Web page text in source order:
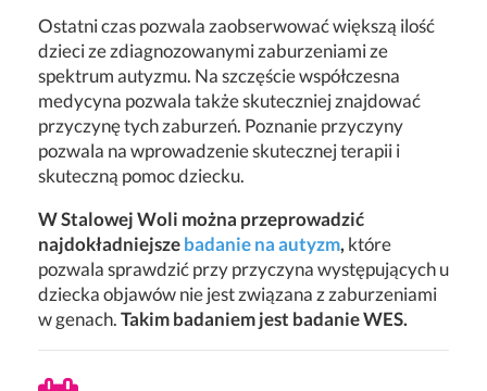
Ostatni czas pozwala zaobserwować większą ilość
dzieci ze zdiagnozowanymi zaburzeniami ze
spektrum autyzmu. Na szczęście współczesna
medycyna pozwala także skuteczniej znajdować
przyczynę tych zaburzeń. Poznanie przyczyny
pozwala na wprowadzenie skutecznej terapii i
skuteczną pomoc dziecku.
W Stalowej Woli można przeprowadzić
najdokładniejszebadanie na autyzm, które
pozwala sprawdzić przy przyczyna występujących u
dziecka objawów nie jest związana z zaburzeniami
w genach.Takim badaniem jest badanie WES.